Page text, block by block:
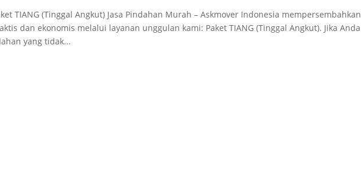
TIANG (Tinggal Angkut) Jasa Pindahan Murah – Askmover Indonesia mempersembahkan
dan ekonomis melalui layanan unggulan kami: Paket TIANG (Tinggal Angkut). Jika Anda
yang tidak...